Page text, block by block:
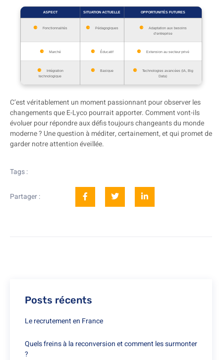
ASPECT SITUATION ACTUELLE OPPORTUNITÉS FUTURES
Fonctionnalités Pédagogiques
Adaptation aux besoins
d’entreprise
Marché Éducatif Extension au secteur privé
Intégration
technologique
Basique
Technologies avancées (IA, Big
Data)
C’est véritablement un moment passionnant pour observer les
changements que E-Lyco pourrait apporter. Comment vont-ils
évoluer pour répondre aux défis toujours changeants du monde
moderne ? Une question à méditer, certainement, et qui promet de
garder notre attention éveillée.
Tags :
Partager :
Posts récents
Le recrutement en France
Quels freins à la reconversion et comment les surmonter
?